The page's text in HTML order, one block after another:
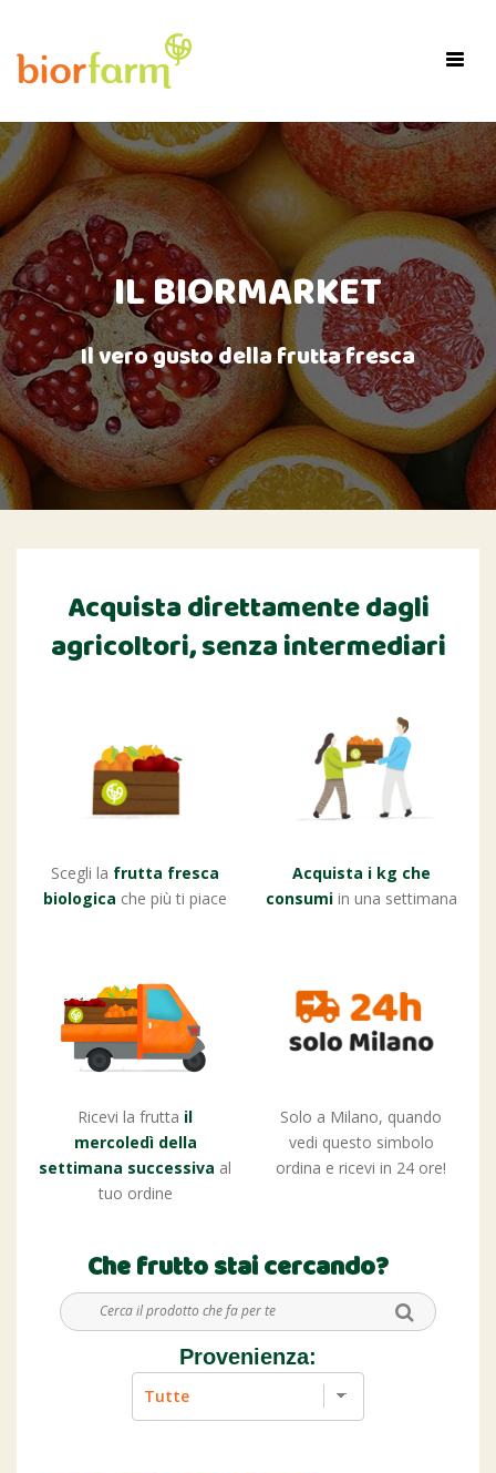
IL BIORMARKET
Il vero gusto della frutta fresca
Acquista direttamente dagli
agricoltori,senza intermediari
Scegli la frutta fresca
biologica che più ti piace
Acquista i kg che
consumiin una settimana
Ricevi la frutta il
mercoledì della
settimana successiva al
tuo ordine
Solo a Milano, quando
vedi questo simbolo
ordina e ricevi in 24 ore!
Che frutto stai cercando?
Provenienza: